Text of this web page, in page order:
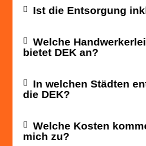
Ist die Entsorgung
Welche
bietet DEK an?
In welchen Städten
die DEK?
Welche Kosten
mich zu?